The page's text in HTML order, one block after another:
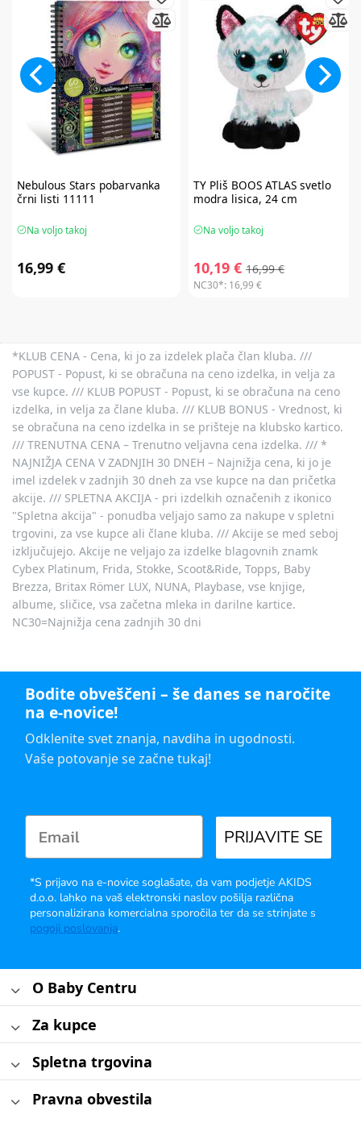
Nebulous Stars pobarvanka
črni listi 11111
Na voljo takoj
16,99 €
TYPliš BOOS ATLAS svetlo
modra lisica, 24 cm
Na voljo takoj
10,19 € 16,99 €
NC30*: 16,99 €
*KLUB CENA - Cena, ki jo za izdelek plača član kluba. ///
POPUST - Popust, ki se obračuna na ceno izdelka, in velja za
vse kupce. /// KLUB POPUST - Popust, ki se obračuna na ceno
izdelka, in velja za člane kluba. /// KLUB BONUS - Vrednost, ki
se obračuna na ceno izdelka in se prišteje na klubsko kartico.
/// TRENUTNA CENA – Trenutno veljavna cena izdelka. /// *
NAJNIŽJA CENA V ZADNJIH 30 DNEH – Najnižja cena, ki jo je
imel izdelek v zadnjih 30 dneh za vse kupce na dan pričetka
akcije. /// SPLETNA AKCIJA - pri izdelkih označenih z ikonico
"Spletna akcija" - ponudba veljajo samo za nakupe v spletni
trgovini, za vse kupce ali člane kluba. /// Akcije se med seboj
izključujejo. Akcije ne veljajo za izdelke blagovnih znamk
Cybex Platinum, Frida, Stokke, Scoot&Ride, Topps, Baby
Brezza, Britax Römer LUX, NUNA, Playbase, vse knjige,
albume, sličice, vsa začetna mleka in darilne kartice.
NC30=Najnižja cena zadnjih 30 dni
Bodite obveščeni – še danes se naročite
na e-novice!
Odklenite svet znanja, navdiha in ugodnosti.
Vaše potovanje se začne tukaj!
PRIJAVITE SE
*S prijavo na e-novice soglašate, da vam podjetje AKIDS
d.o.o. lahko na vaš elektronski naslov pošilja različna
personalizirana komercialna sporočila ter da se strinjate s
pogoji poslovanja.
O Baby Centru
Za kupce
Spletna trgovina
Pravna obvestila